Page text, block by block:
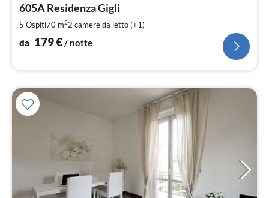
605A Residenza Gigli
5 Ospiti70 m22 camere da letto (+1)
da 179€/ notte